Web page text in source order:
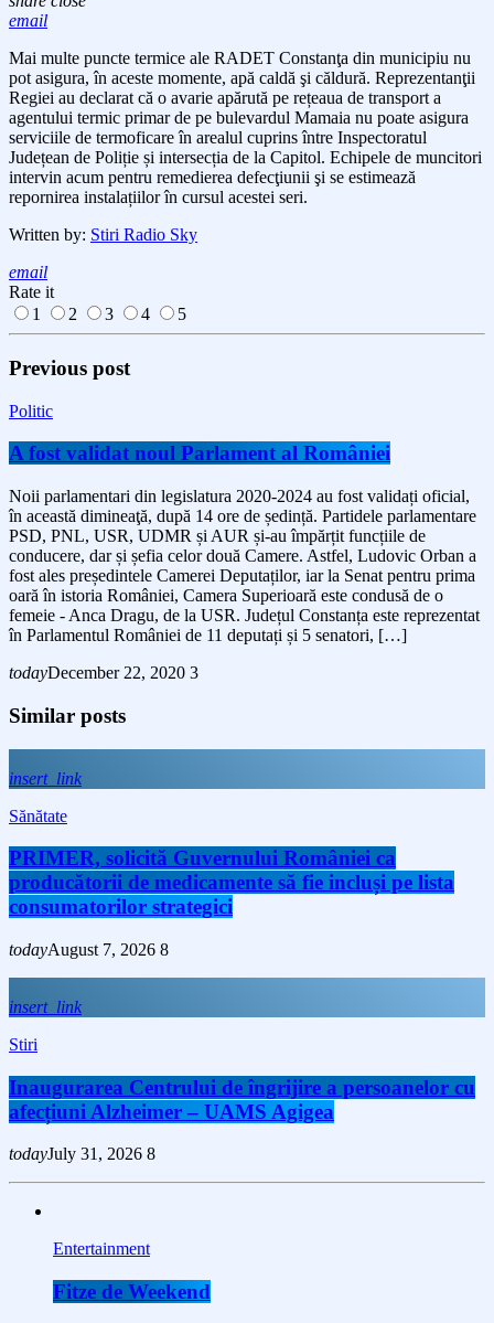
email
Mai multe puncte termice ale RADET Constanţa din municipiu nu
pot asigura, în aceste momente, apă caldă şi căldură. Reprezentanţii
Regiei au declarat că o avarie apărută pe rețeaua de transport a
agentului termic primar de pe bulevardul Mamaia nu poate asigura
serviciile de termoficare în arealul cuprins între Inspectoratul
Județean de Poliție și intersecția de la Capitol. Echipele de muncitori
intervin acum pentru remedierea defecţiunii şi se estimează
repornirea instalațiilor în cursul acestei seri.
Written by: Stiri Radio Sky
email
Rate it
1
2 3 4 5
Previous post
Politic
A fost validat noul Parlament al României
Noii parlamentari din legislatura 2020-2024 au fost validați oficial,
în această dimineaţă, după 14 ore de ședință. Partidele parlamentare
PSD, PNL, USR, UDMR și AUR și-au împărțit funcțiile de
conducere, dar și șefia celor două Camere. Astfel, Ludovic Orban a
fost ales președintele Camerei Deputaților, iar la Senat pentru prima
oară în istoria României, Camera Superioară este condusă de o
femeie - Anca Dragu, de la USR. Județul Constanța este reprezentat
în Parlamentul României de 11 deputați și 5 senatori, […]
todayDecember 22, 2020 3
Similar posts
insert_link
Sănătate
PRIMER, solicită Guvernului României ca
producătorii de medicamente să fie incluși pe lista
consumatorilor strategici
todayAugust 7, 2026 8
insert_link
Stiri
Inaugurarea Centrului de îngrijire a persoanelor cu
afecțiuni Alzheimer – UAMS Agigea
todayJuly 31, 2026 8
Entertainment
Fitze de Weekend